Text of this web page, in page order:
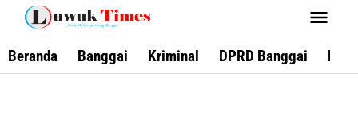
Lewati
konten
Beranda Banggai Kriminal DPRD Banggai